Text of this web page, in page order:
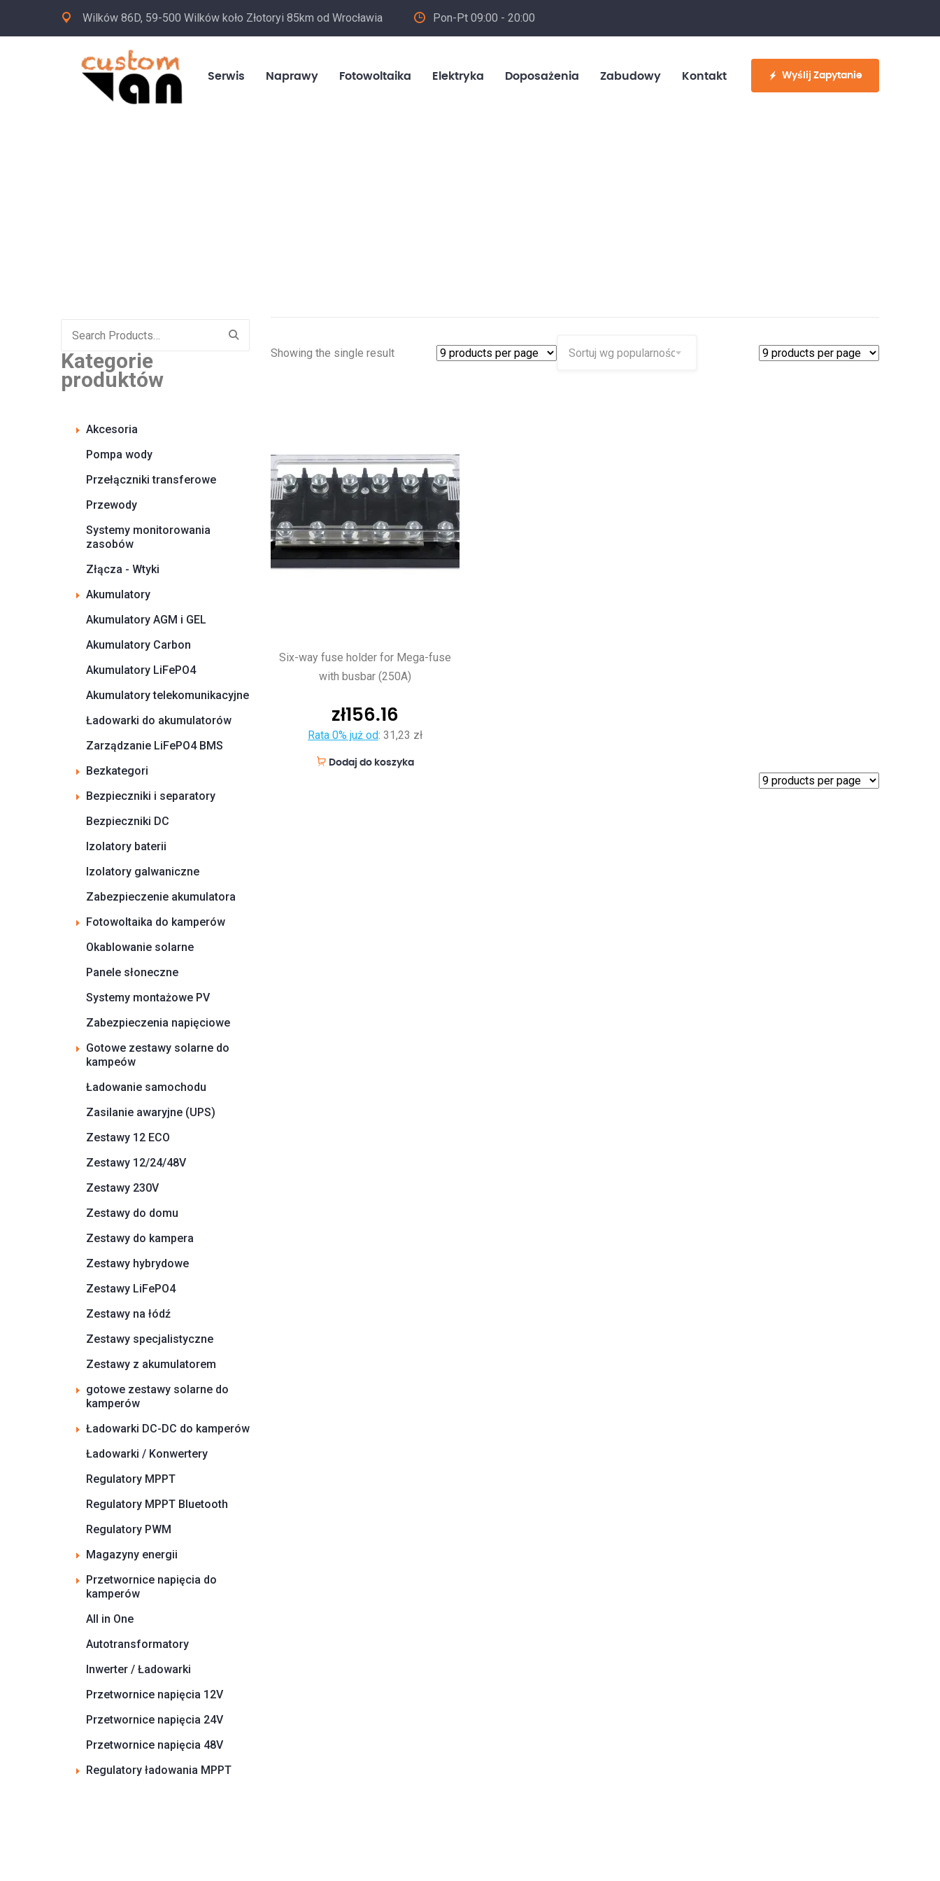
Wilków 86D, 59-500 Wilków koło Złotoryi 85km od Wrocławia Pon-Pt 09:00 - 20:00
530 886 214
Serwis Naprawy Fotowoltaika Elektryka Doposażenia Zabudowy Kontakt Wyślij Zapytanie
Search
Kategorie
produktów
Akcesoria
Pompa wody
Przełączniki transferowe
Przewody
Systemy monitorowania
zasobów
Złącza - Wtyki
Akumulatory
Akumulatory AGM i GEL
Akumulatory Carbon
Akumulatory LiFePO4
Akumulatory telekomunikacyjne
Ładowarki do akumulatorów
Zarządzanie LiFePO4 BMS
Bezkategori
Bezpieczniki i separatory
Bezpieczniki DC
Izolatory baterii
Izolatory galwaniczne
Zabezpieczenie akumulatora
Fotowoltaika do kamperów
Okablowanie solarne
Panele słoneczne
Systemy montażowe PV
Zabezpieczenia napięciowe
Gotowe zestawy solarne do
kampeów
Ładowanie samochodu
Zasilanie awaryjne (UPS)
Zestawy 12 ECO
Zestawy 12/24/48V
Zestawy 230V
Zestawy do domu
Zestawy do kampera
Zestawy hybrydowe
Zestawy LiFePO4
Zestawy na łódź
Zestawy specjalistyczne
Zestawy z akumulatorem
gotowe zestawy solarne do
kamperów
Ładowarki DC-DC do kamperów
Ładowarki / Konwertery
Regulatory MPPT
Regulatory MPPT Bluetooth
Regulatory PWM
Magazyny energii
Przetwornice napięcia do
kamperów
All in One
Autotransformatory
Inwerter / Ładowarki
Przetwornice napięcia 12V
Przetwornice napięcia 24V
Przetwornice napięcia 48V
Regulatory ładowania MPPT
Showing the single result
Six-way fuse holder for Mega-fuse
with busbar (250A)
zł156.16
Rata 0% już od: 31,23 zł
Dodaj do koszyka